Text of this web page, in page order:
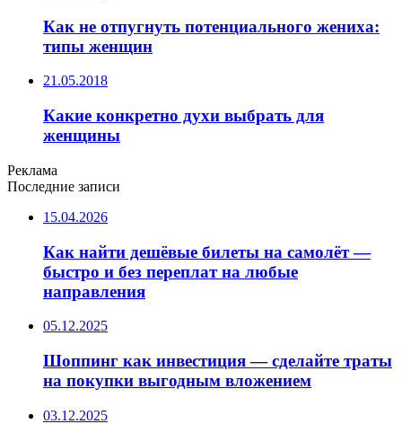
Как не отпугнуть потенциального жениха:
типы женщин
21.05.2018
Какие конкретно духи выбрать для
женщины
Реклама
Последние записи
15.04.2026
Как найти дешёвые билеты на самолёт —
быстро и без переплат на любые
направления
05.12.2025
Шоппинг как инвестиция — сделайте траты
на покупки выгодным вложением
03.12.2025